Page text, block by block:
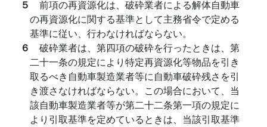
５ 前項の再資源化は、破砕業者による解体自動車
の再資源化に関する基準として主務省令で定める
基準に従い、行わなければならない。
６ 破砕業者は、第四項の破砕を行ったときは、第
二十一条の規定により特定再資源化等物品を引き
取るべき自動車製造業者等に自動車破砕残さを引
き渡さなければならない。この場合において、当
該自動車製造業者等が第二十二条第一項の規定に
より引取基準を定めているときは、当該引取基準